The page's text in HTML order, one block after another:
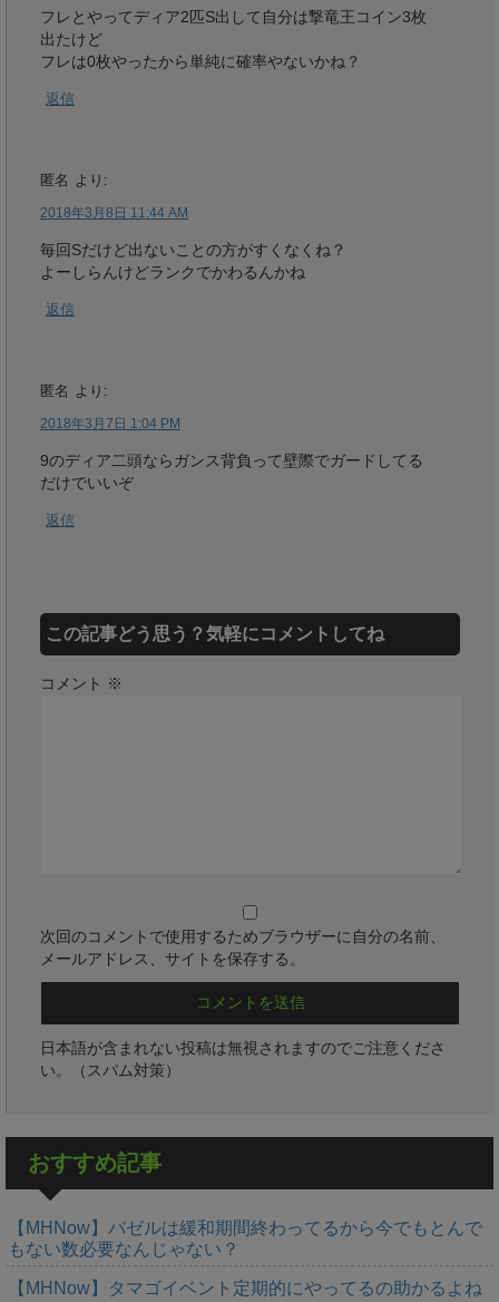
フレとやってディア2匹S出して自分は撃竜王コイン3枚
出たけど
フレは0枚やったから単純に確率やないかね？
返信
匿名 より:
2018年3月8日 11:44 AM
毎回Sだけど出ないことの方がすくなくね？
よーしらんけどランクでかわるんかね
返信
匿名 より:
2018年3月7日 1:04 PM
9のディア二頭ならガンス背負って壁際でガードしてる
だけでいいぞ
返信
この記事どう思う？気軽にコメントしてね
コメント ※
次回のコメントで使用するためブラウザーに自分の名前、
メールアドレス、サイトを保存する。
日本語が含まれない投稿は無視されますのでご注意くださ
い。（スパム対策）
おすすめ記事
【MHNow】バゼルは緩和期間終わってるから今でもとんで
もない数必要なんじゃない？
【MHNow】タマゴイベント定期的にやってるの助かるよね